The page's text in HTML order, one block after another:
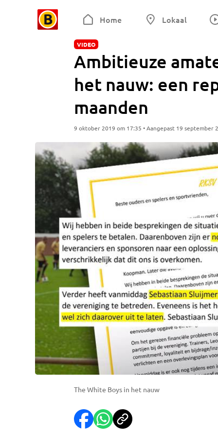
Home Lokaal
VIDEO
Ambitieuze
het nauw: een
maanden
9 oktober 2019 om 17:35 • Aangepast 19 september
The White Boys in het nauw